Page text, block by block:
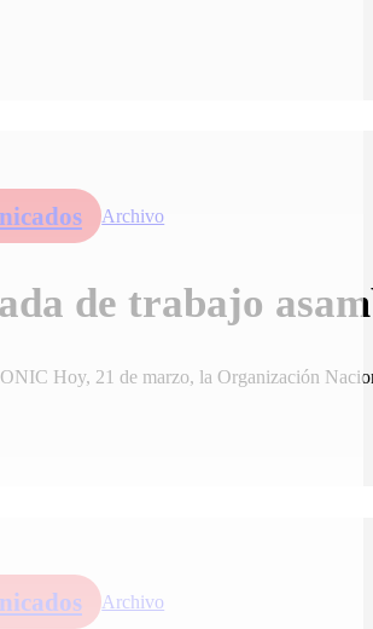
Archivo
de trabajo
Hoy, 21 de marzo, la Organización
Archivo